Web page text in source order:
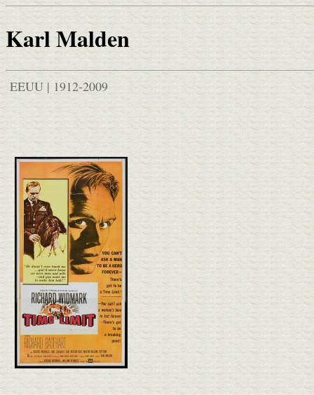
Karl Malden
EEUU | 1912-2009